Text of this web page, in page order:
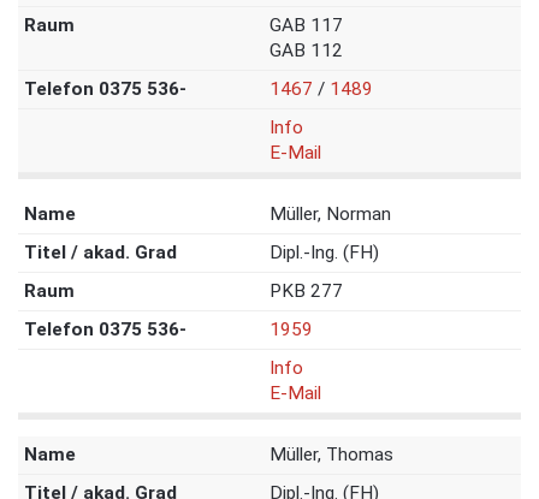
GAB 117
GAB 112
1467 / 1489
Info
E-Mail
Müller, Norman
Dipl.-Ing. (FH)
PKB 277
1959
Info
E-Mail
Müller, Thomas
Dipl.-Ing. (FH)